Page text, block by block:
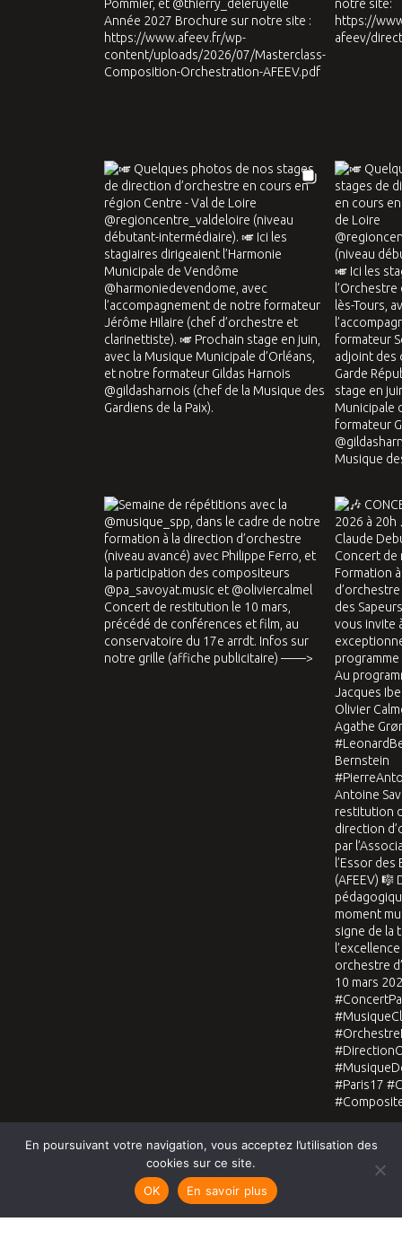
Voir sur Instagram
En poursuivant votre navigation, vous acceptez l’utilisation des
cookies sur ce site.
OK
En savoir plus